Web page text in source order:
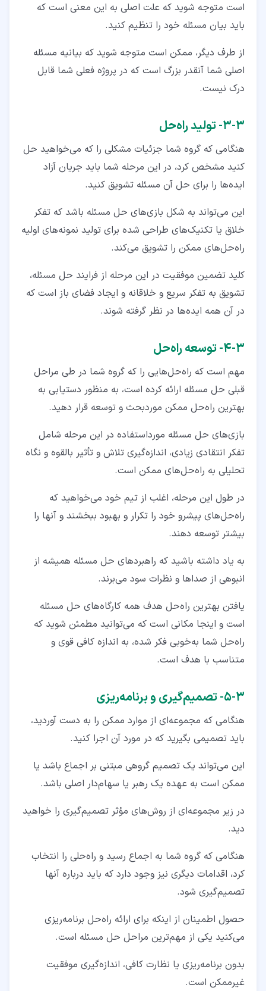
است متوجه شوید که علت اصلی به این معنی است که
باید بیان مسئله خود را تنظیم کنید.
از طرف دیگر، ممکن است متوجه شوید که بیانیه مسئله
اصلی شما آنقدر بزرگ است که در پروژه فعلی شما قابل‌
درک نیست.
۳‏-‏۳‏- تولید راه‌حل
هنگامی که گروه شما جزئیات مشکلی را که می‌خواهید حل
کنید مشخص کرد، در این مرحله شما باید جریان آزاد
ایده‌ها را برای حل آن مسئله تشویق کنید.
این می‌تواند به شکل بازی‌های حل مسئله باشد که تفکر
خلاق یا تکنیک‌های طراحی شده برای تولید نمونه‌های اولیه
راه‌حل‌های ممکن را تشویق می‌کند.
کلید تضمین موفقیت در این مرحله از فرایند حل مسئله،
تشویق به تفکر سریع و خلاقانه و ایجاد فضای باز است که
در آن همه ایده‌ها در نظر گرفته شوند.
۳‏-‏۴‏- توسعه راه‌حل
مهم است که راه‌حل‌هایی را که گروه شما در طی مراحل
قبلی حل مسئله ارائه کرده است، به‌ منظور دستیابی به
بهترین راه‌حل ممکن موردبحث و توسعه قرار دهید.
بازی‌های حل مسئله مورداستفاده در این مرحله شامل
تفکر انتقادی زیادی، اندازه‌گیری تلاش و تأثیر بالقوه و نگاه
تحلیلی به راه‌حل‌های ممکن است.
در طول این مرحله، اغلب از تیم خود می‌خواهید که
راه‌حل‌های پیشرو خود را تکرار و بهبود ببخشند و آنها را
بیشتر توسعه دهند.
به یاد داشته باشید که راهبردهای حل مسئله همیشه از
انبوهی از صداها و نظرات سود می‌برند.
یافتن بهترین راه‌حل هدف همه کارگاه‌های حل مسئله
است و اینجا مکانی است که می‌توانید مطمئن شوید که
راه‌حل شما به‌خوبی فکر شده، به‌ اندازه کافی قوی و
متناسب با هدف است.
۳‏-‏۵‏- تصمیم‌گیری و برنامه‌ریزی
هنگامی که مجموعه‌ای از موارد ممکن را به دست آوردید،
باید تصمیمی بگیرید که در مورد آن اجرا کنید.
این می‌تواند یک تصمیم گروهی مبتنی بر اجماع باشد یا
ممکن است به عهده یک رهبر یا سهام‌دار اصلی باشد.
در زیر مجموعه‌ای از روش‌های مؤثر تصمیم‌گیری را خواهید
دید.
هنگامی که گروه شما به اجماع رسید و راه‌حلی را انتخاب
کرد، اقدامات دیگری نیز وجود دارد که باید درباره آنها
تصمیم‌گیری شود.
حصول اطمینان از اینکه برای ارائه راه‌حل برنامه‌ریزی
می‌کنید یکی از مهم‌ترین مراحل حل مسئله است.
بدون برنامه‌ریزی یا نظارت کافی، اندازه‌گیری موفقیت
غیرممکن است.